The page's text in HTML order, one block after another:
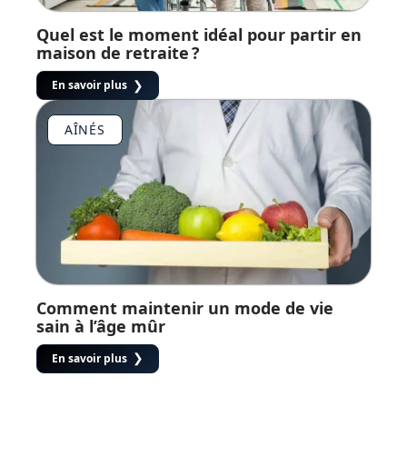
Quel est le moment idéal pour partir en
maison de retraite ?
En savoir plus
AÎNÉS
Comment maintenir un mode de vie
sain à l’âge mûr
En savoir plus